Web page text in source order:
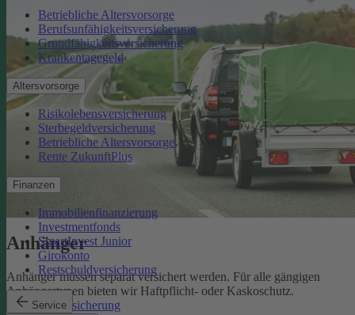
Betriebliche Altersvorsorge
Berufsunfähigkeitsversicherung
Grundfähigkeitsversicherung
Krankentagegeld
Altersvorsorge
Risikolebensversicherung
Sterbegeldversicherung
Betriebliche Altersvorsorge
Rente ZukunftPlus
Finanzen
Immobilienfinanzierung
Investmentfonds
SmartInvest Junior
Girokonto
Restschuldversicherung
Service
Anhänger
Anhänger müssen separat versichert werden. Für alle gängigen
Anhängertypen bieten wir Haftpflicht- oder Kaskoschutz.
Anhängerversicherung